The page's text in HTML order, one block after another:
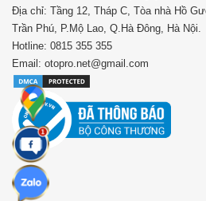
Địa chỉ: Tầng 12, Tháp C, Tòa nhà Hồ
Trần Phú, P.Mộ Lao, Q.Hà Đông, Hà Nội.
Hotline: 0815 355 355
Email: otopro.net@gmail.com